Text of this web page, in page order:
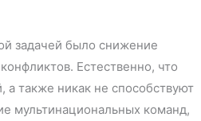
задачей было снижение
Естественно, что
также никак не способствуют
мультинациональных команд,